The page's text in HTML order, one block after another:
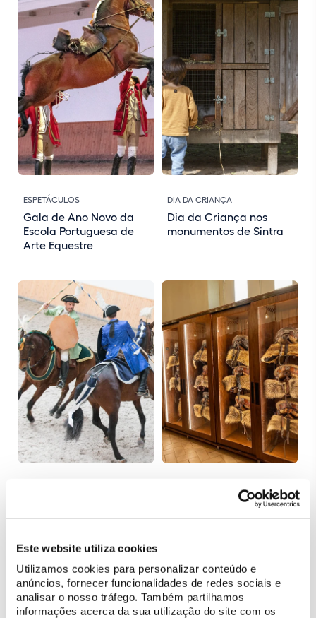
Este website utiliza cookies
Utilizamos cookies para personalizar conteúdo e
anúncios, fornecer funcionalidades de redes sociais e
analisar o nosso tráfego. Também partilhamos
informações acerca da sua utilização do site com os
ESPETÁCULOS
Gala de Ano Novo da
Escola Portuguesa de
Arte Equestre
DIA DA CRIANÇA
Dia da Criança nos
monumentos de Sintra
Gentil – Símbolo da
Portuguesa
VISITAS AOS BASTIDORES
Os Cavalos da Picaria
Real